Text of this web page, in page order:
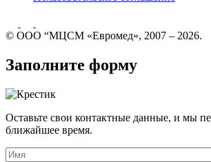
© ООО “МЦСМ «Евромед», 2007 – 2026.
Заполните форму
Оставьте свои контактные данные, и мы
ближайшее время.